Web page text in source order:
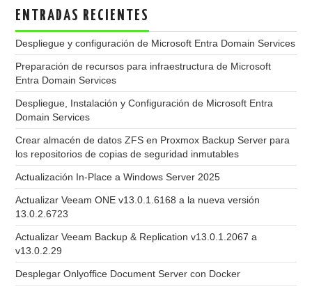
ENTRADAS RECIENTES
Despliegue y configuración de Microsoft Entra Domain Services
Preparación de recursos para infraestructura de Microsoft
Entra Domain Services
Despliegue, Instalación y Configuración de Microsoft Entra
Domain Services
Crear almacén de datos ZFS en Proxmox Backup Server para
los repositorios de copias de seguridad inmutables
Actualización In-Place a Windows Server 2025
Actualizar Veeam ONE v13.0.1.6168 a la nueva versión
13.0.2.6723
Actualizar Veeam Backup & Replication v13.0.1.2067 a
v13.0.2.29
Desplegar Onlyoffice Document Server con Docker